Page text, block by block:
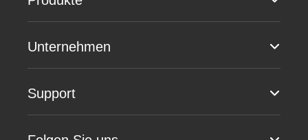
Unternehmen
Support